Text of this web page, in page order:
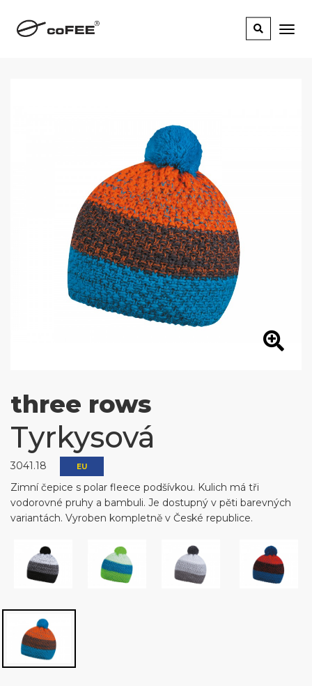
three rows
Tyrkysová
3041.18 EU
Zimní čepice s polar fleece podšívkou. Kulich má tři
vodorovné pruhy a bambuli. Je dostupný v pěti barevných
variantách. Vyroben kompletně v České republice.